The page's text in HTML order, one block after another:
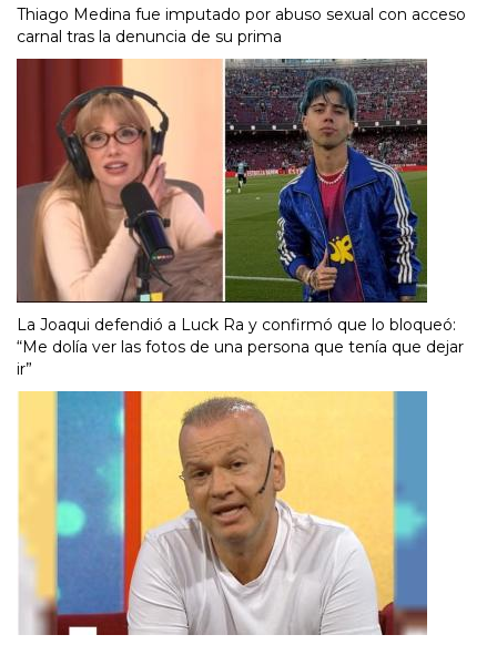
Thiago Medina fue imputado por abuso sexual con acceso
carnal tras la denuncia de su prima
La Joaqui defendió a Luck Ra y confirmó que lo bloqueó:
“Me dolía ver las fotos de una persona que tenía que dejar
ir”